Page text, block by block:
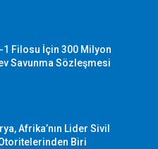
1 Filosu İçin 300 Milyon
Savunma Sözleşmesi
Afrika’nın Lider Sivil
Otoritelerinden Biri